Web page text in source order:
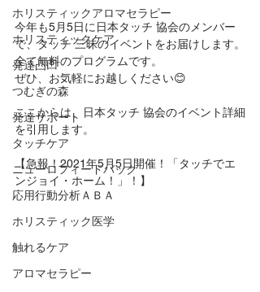
ホリスティックアロマセラピー
ホリスティックケア
発達凸凹
つむぎの森
発達サポート
タッチケア
ニューロフィードバック
応用行動分析ＡＢＡ
ホリスティック医学
触れるケア
アロマセラピー
今年も5月5日に日本タッチ 協会のメンバー
で、タッチ 三昧のイベントをお届けします。
全て無料のプログラムです。
ぜひ、お気軽にお越しください😊
ここからは、日本タッチ 協会のイベント詳細
を引用します。
【急報！2021年5月5日開催！「タッチでエ
ンジョイ・ホーム！」！】